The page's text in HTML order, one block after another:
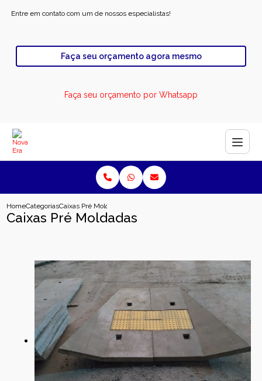
Entre em contato com um de nossos especialistas!
Faça seu orçamento agora mesmo
Faça seu orçamento por Whatsapp
HomeCategoriasCaixas Pré Moldadas
Caixas Pré Moldadas